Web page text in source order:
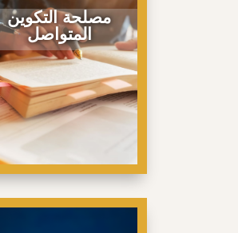
مصلحة التكوين
المتواصل